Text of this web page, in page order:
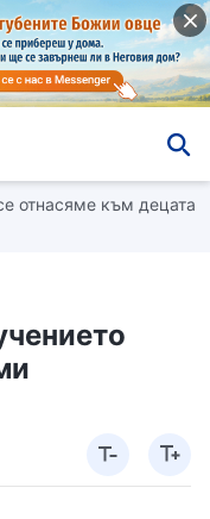
отнасяме към децата